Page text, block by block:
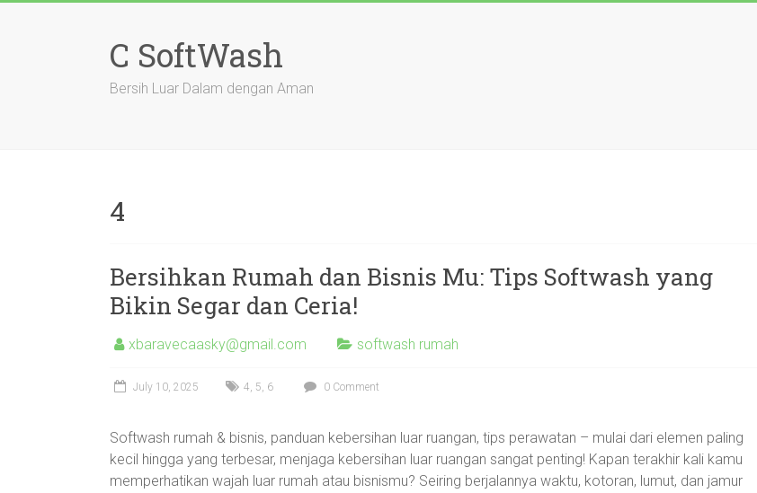
C SoftWash
Bersih Luar Dalam dengan Aman
4
Bersihkan Rumah dan Bisnis Mu: Tips Softwash yang
Bikin Segar dan Ceria!
xbaravecaasky@gmail.com softwash rumah
July 10, 2025 4, 5, 6 0 Comment
Softwash rumah & bisnis, panduan kebersihan luar ruangan, tips perawatan – mulai dari elemen paling
kecil hingga yang terbesar, menjaga kebersihan luar ruangan sangat penting! Kapan terakhir kali kamu
memperhatikan wajah luar rumah atau bisnismu? Seiring berjalannya waktu, kotoran, lumut, dan jamur